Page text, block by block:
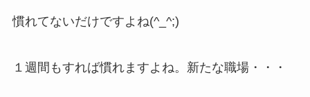
慣れてないだけですよね(^_^;)
１週間もすれば慣れますよね。新たな職場・・・